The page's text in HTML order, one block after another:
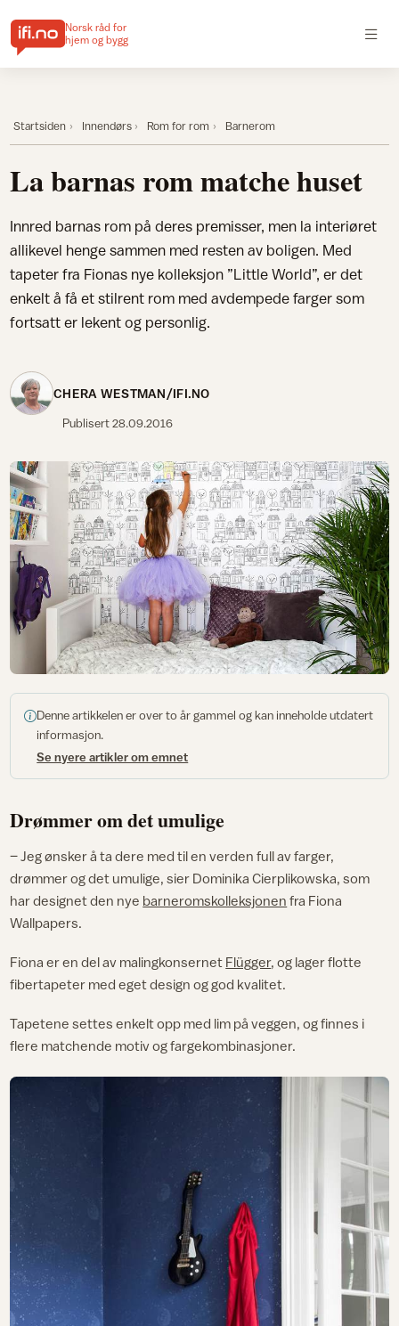
Norsk råd for
hjem og bygg
Startsiden Innendørs Rom for rom Barnerom
La barnas rom matche huset
Innred barnas rom på deres premisser, men la interiøret
allikevel henge sammen med resten av boligen. Med
tapeter fra Fionas nye kolleksjon ”Little World”, er det
enkelt å få et stilrent rom med avdempede farger som
fortsatt er lekent og personlig.
CHERA WESTMAN/IFI.NO
Publisert28.09.2016
Denne artikkelen er over to år gammel og kan inneholde utdatert
informasjon.
Se nyere artikler om emnet
Drømmer om det umulige
– Jeg ønsker å ta dere med til en verden full av farger,
drømmer og det umulige, sier Dominika Cierplikowska, som
har designet den nye barneromskolleksjonen fra Fiona
Wallpapers.
Fiona er en del av malingkonsernet Flügger, og lager flotte
fibertapeter med eget design og god kvalitet.
Tapetene settes enkelt opp med lim på veggen, og finnes i
flere matchende motiv og fargekombinasjoner.